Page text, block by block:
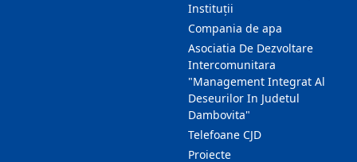
Instituții
Compania de apa
Asociatia De Dezvoltare
Intercomunitara
"Management Integrat Al
Deseurilor In Judetul
Dambovita"
Telefoane CJD
Proiecte